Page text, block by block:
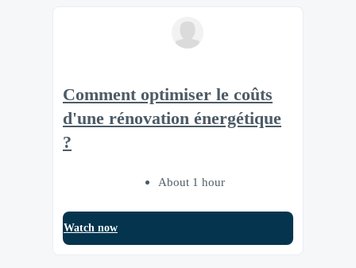
Comment optimiser le coûts
d'une rénovation énergétique
?
About 1 hour
Watch now